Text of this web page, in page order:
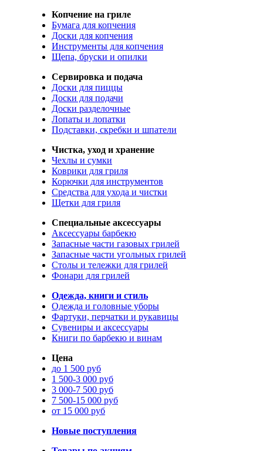
Копчение на гриле
Бумага для копчения
Доски для копчения
Инструменты для копчения
Щепа, бруски и опилки
Сервировка и подача
Доски для пиццы
Доски для подачи
Доски разделочные
Лопаты и лопатки
Подставки, скребки и шпатели
Чистка, уход и хранение
Чехлы и сумки
Коврики для гриля
Корючки для инструментов
Средства для ухода и чистки
Щетки для гриля
Специальные аксессуары
Аксессуары барбекю
Запасные части газовых грилей
Запасные части угольных грилей
Столы и тележки для грилей
Фонари для грилей
Одежда, книги и стиль
Одежда и головные уборы
Фартуки, перчатки и рукавицы
Сувениры и аксессуары
Книги по барбекю и винам
Цена
до 1 500 руб
1 500-3 000 руб
3 000-7 500 руб
7 500-15 000 руб
от 15 000 руб
Новые поступления